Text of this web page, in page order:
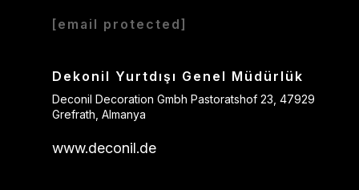
[email protected]
Dekonil Yurtdışı Genel Müdürlük
Deconil Decoration Gmbh Pastoratshof 23, 47929
Grefrath, Almanya
www.deconil.de